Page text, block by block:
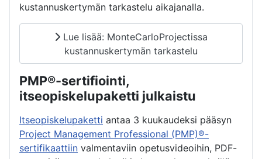
kustannuskertymän tarkastelu aikajanalla.
Lue lisää: MonteCarloProjectissa
kustannuskertymän tarkastelu
PMP®-sertifiointi,
itseopiskelupaketti julkaistu
Itseopiskelupaketti antaa 3 kuukaudeksi pääsyn
Project Management Professional (PMP)®-
sertifikaattiin valmentaviin opetusvideoihin, PDF-